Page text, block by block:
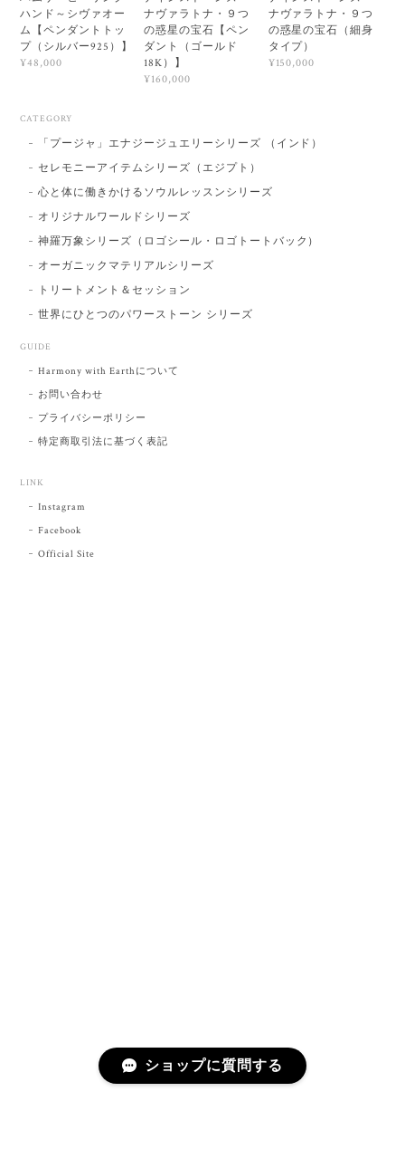
ハンド～シヴァオー
ム【ペンダントトッ
プ（シルバー925）】
¥48,000
ナヴァラトナ・９つ
の惑星の宝石【ペン
ダント（ゴールド
18K）】
¥160,000
ナヴァラトナ・９つ
の惑星の宝石（細身
タイプ）
¥150,000
CATEGORY
「プージャ」エナジージュエリーシリーズ （インド）
セレモニーアイテムシリーズ（エジプト）
心と体に働きかけるソウルレッスンシリーズ
オリジナルワールドシリーズ
神羅万象シリーズ（ロゴシール・ロゴトートバック）
オーガニックマテリアルシリーズ
トリートメント＆セッション
世界にひとつのパワーストーン シリーズ
GUIDE
Harmony with Earthについて
お問い合わせ
プライバシーポリシー
特定商取引法に基づく表記
LINK
Instagram
Facebook
Official Site
ショップに質問する